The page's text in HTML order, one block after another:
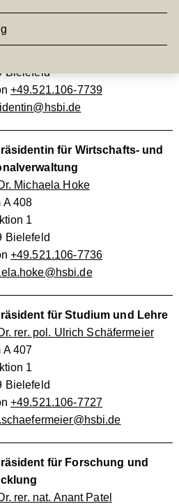
A 411
Bielefeld
+49.521.106-7739
für Wirtschafts- und
Michaela Hoke
A 408
1
Bielefeld
+49.521.106-7736
für Studium und Lehre
rer. pol. Ulrich Schäfermeier
A 407
1
Bielefeld
+49.521.106-7727
für Forschung und
rer. nat. Anant Patel